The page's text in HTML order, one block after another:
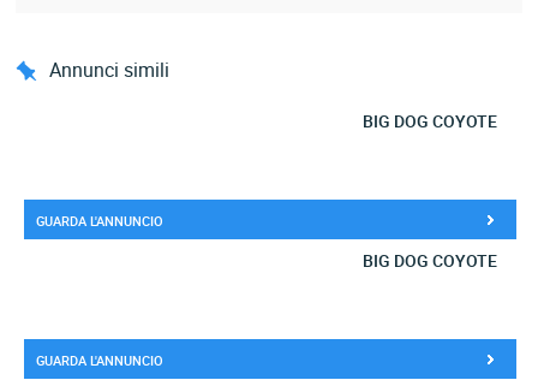
Annunci simili
BIG DOG COYOTE
GUARDA L'ANNUNCIO
BIG DOG COYOTE
GUARDA L'ANNUNCIO